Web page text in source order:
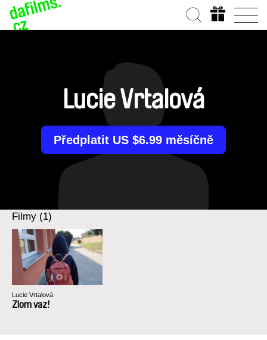
Lucie Vrtalová
Předplatit US $6.99 měsíčně
Filmy (1)
Lucie Vrtalová
Zlom vaz!